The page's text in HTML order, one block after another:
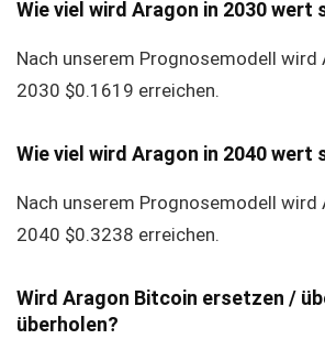
Wie viel wird Aragon in 2030 wert
Nach unserem Prognosemodell wird
2030 $0.1619 erreichen.
Wie viel wird Aragon in 2040 wert
Nach unserem Prognosemodell wird
2040 $0.3238 erreichen.
Wird Aragon Bitcoin ersetzen /
überholen?